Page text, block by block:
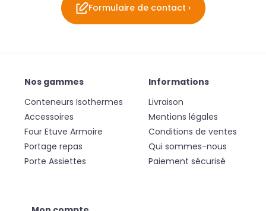
Formulaire de contact ›
Nos gammes
Conteneurs Isothermes
Accessoires
Four Etuve Armoire
Portage repas
Porte Assiettes
Informations
Livraison
Mentions légales
Conditions de ventes
Qui sommes-nous
Paiement sécurisé